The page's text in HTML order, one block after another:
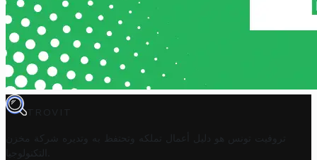
TROVIT
تروفيت تونس هو دليل أعمال تملكه وتحتفظ به وتديره
شركة مخزن
التكنولوجيا